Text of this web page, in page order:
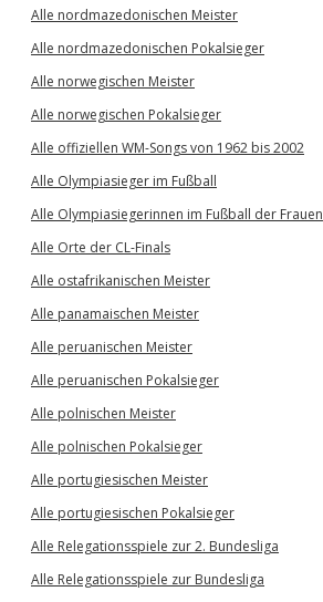
Alle nordmazedonischen Meister
Alle nordmazedonischen Pokalsieger
Alle norwegischen Meister
Alle norwegischen Pokalsieger
Alle offiziellen WM-Songs von 1962 bis 2002
Alle Olympiasieger im Fußball
Alle Olympiasiegerinnen im Fußball der Frauen
Alle Orte der CL-Finals
Alle ostafrikanischen Meister
Alle panamaischen Meister
Alle peruanischen Meister
Alle peruanischen Pokalsieger
Alle polnischen Meister
Alle polnischen Pokalsieger
Alle portugiesischen Meister
Alle portugiesischen Pokalsieger
Alle Relegationsspiele zur 2. Bundesliga
Alle Relegationsspiele zur Bundesliga